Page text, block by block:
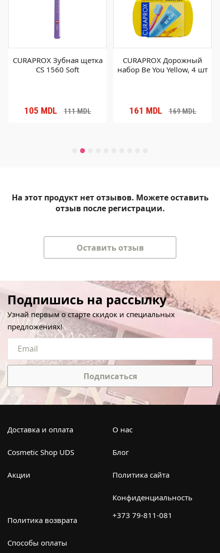
CURAPROX Зубная щетка
CS 1560 Soft
105 MDL 111MDL
CURAPROX Дорожный
набор Be You Yellow, 4 шт
161 MDL 169MDL
На этот продукт нет отзывов. Можете оставить
отзыв после регистрации.
Оставить отзыв
Подпишись на рассылку
Узнай первым о старте скидок и специальных
предложениях!
Подписаться
Доставка и оплата
Cosmetic Shop UDS
Акции
О нас
Блог
Политика сайта
Конфиденциальность
Политика возврата
Способы оплаты
+373 79-811-081